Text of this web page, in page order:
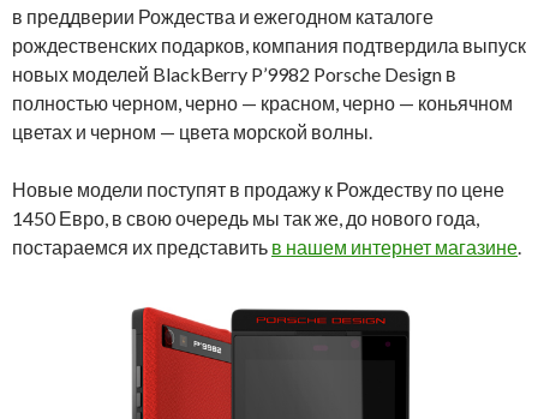
в преддверии Рождества и ежегодном каталоге
рождественских подарков, компания подтвердила выпуск
новых моделей BlackBerry P’9982 Porsche Design в
полностью черном, черно — красном, черно — коньячном
цветах и черном — цвета морской волны.
Новые модели поступят в продажу к Рождеству по цене
1450 Евро, в свою очередь мы так же, до нового года,
постараемся их представить в нашем интернет магазине